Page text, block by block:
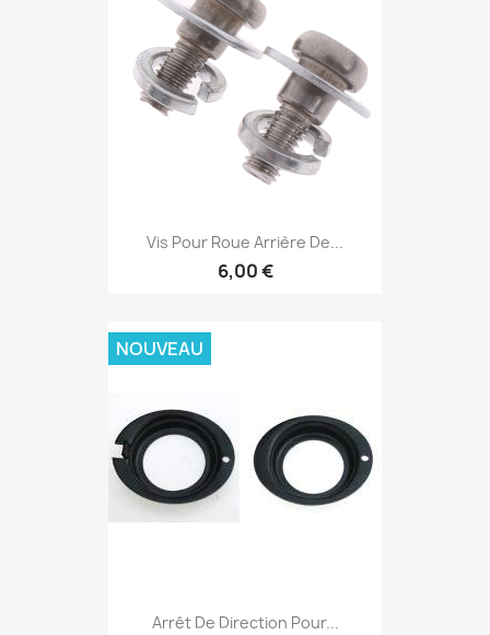
Vis Pour Roue Arrière De...
6,00 €
Arrêt De Direction Pour...
NOUVEAU